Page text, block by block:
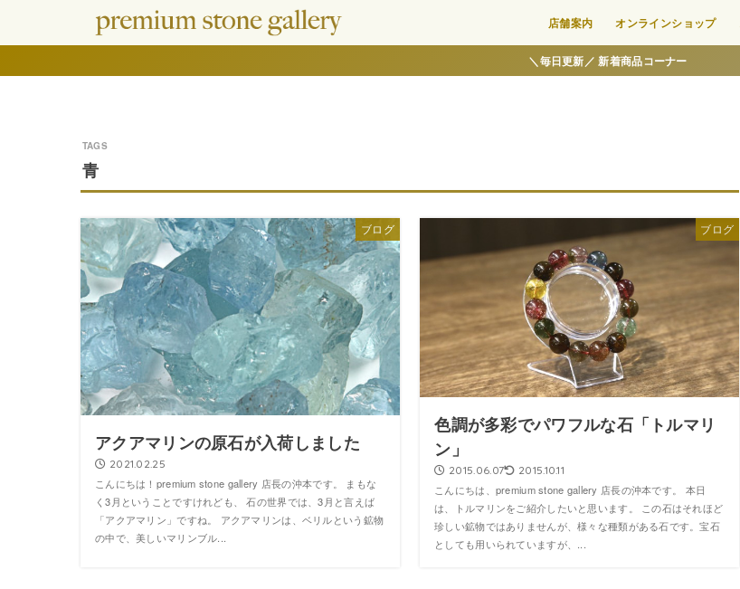
店舗案内 オンラインショップ
＼毎日更新／ 新着商品コーナー
青
ブログ
アクアマリンの原石が入荷しました
2021.02.25
こんにちは！premium stone gallery 店長の沖本です。 まもな
く3月ということですけれども、 石の世界では、3月と言えば
「アクアマリン」ですね。 アクアマリンは、ベリルという鉱物
の中で、美しいマリンブル...
ブログ
色調が多彩でパワフルな石「トルマリ
ン」
2015.06.07 2015.10.11
こんにちは、premium stone gallery 店長の沖本です。 本日
は、トルマリンをご紹介したいと思います。 この石はそれほど
珍しい鉱物ではありませんが、様々な種類がある石です。宝石
としても用いられていますが、...